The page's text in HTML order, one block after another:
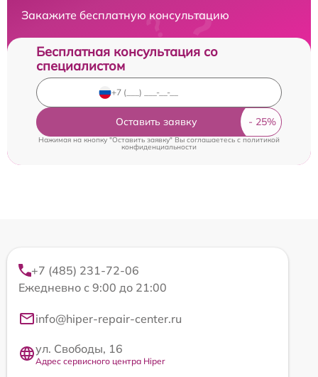
Закажите бесплатную консультацию
Бесплатная консультация со
специалистом
Оставить заявку
Нажимая на кнопку "Оставить заявку" Вы соглашаетесь cполитикой
конфиденциальности
+7 (485) 231-72-06
Ежедневно с 9:00 до 21:00
info@hiper-repair-center.ru
ул. Свободы, 16
Адрес сервисного центра Hiper